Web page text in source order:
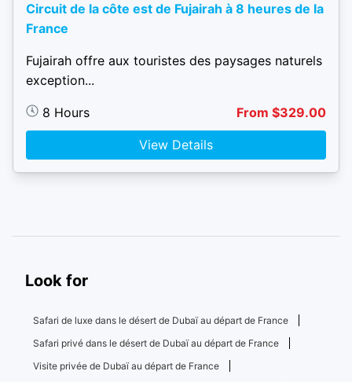
Circuit de la côte est de Fujairah à 8 heures de la
France
Fujairah offre aux touristes des paysages naturels
exception...
8 Hours From $329.00
View Details
Look for
Safari de luxe dans le désert de Dubaï au départ de France
Safari privé dans le désert de Dubaï au départ de France
Visite privée de Dubaï au départ de France